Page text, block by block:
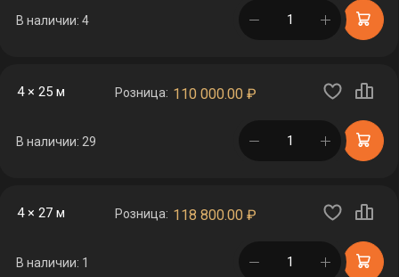
В наличии: 4 в корзине
4 × 25 м Розница: 110 000.00 ₽
В наличии: 29 в корзине
4 × 27 м Розница: 118 800.00 ₽
В наличии: 1 в корзине